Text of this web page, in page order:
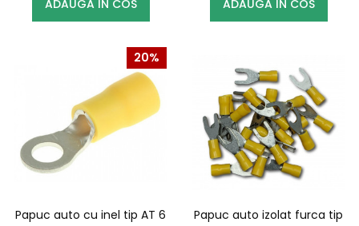
ADAUGA IN COS
ADAUGA IN COS
20%
Papuc auto cu inel tip AT 6
Papuc auto izolat furca tip